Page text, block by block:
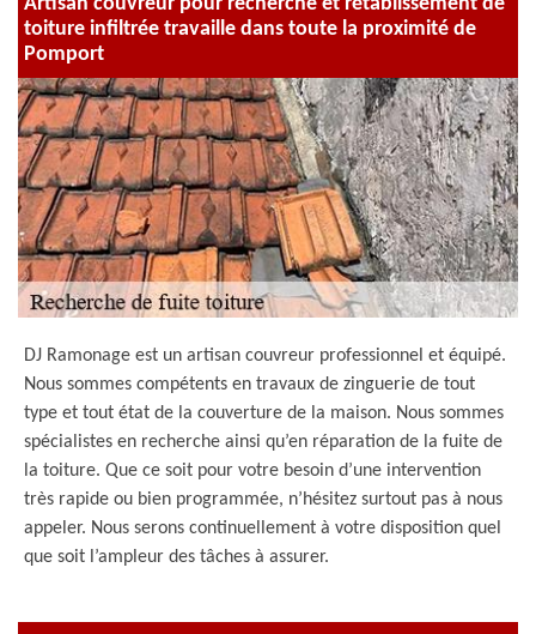
toiture infiltrée travaille dans toute la proximité de
Pomport
DJ Ramonage est un artisan couvreur professionnel et équipé.
Nous sommes compétents en travaux de zinguerie de tout
type et tout état de la couverture de la maison. Nous sommes
spécialistes en recherche ainsi qu’en réparation de la fuite de
la toiture. Que ce soit pour votre besoin d’une intervention
très rapide ou bien programmée, n’hésitez surtout pas à nous
appeler. Nous serons continuellement à votre disposition quel
que soit l’ampleur des tâches à assurer.